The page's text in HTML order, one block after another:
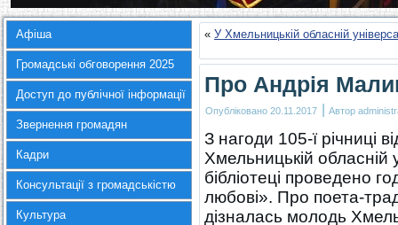
Афіша
Громадські обговорення 2025
Доступ до публічної інформації
Звернення громадян
Кадри
Консультації з громадськістю
Культура
« У Хмельницькій обласній
Про Андрія
Опубліковано 20.11.2017 | Автор
З нагоди 105-ї річниці
Хмельницькій обласній
бібліотеці проведено
любові». Про поета-
дізналась молодь